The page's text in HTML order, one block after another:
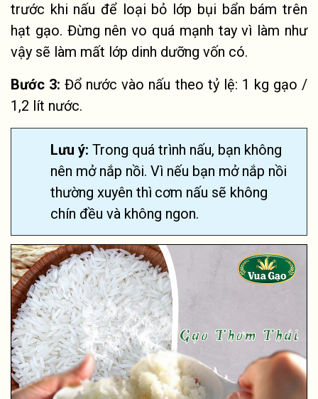
trước khi nấu để loại bỏ lớp bụi bẩn bám trên
hạt gạo. Đừng nên vo quá mạnh tay vì làm như
vậy sẽ làm mất lớp dinh dưỡng vốn có.
Bước 3: Đổ nước vào nấu theo tỷ lệ: 1 kg gạo /
1,2 lít nước.
Lưu ý: Trong quá trình nấu, bạn không
nên mở nắp nồi. Vì nếu bạn mở nắp nồi
thường xuyên thì cơm nấu sẽ không
chín đều và không ngon.